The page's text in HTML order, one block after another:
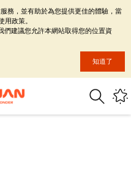
務，並有助於為您提供更佳的體驗，當
用政策。
們建議您允許本網站取得您的位置資
知道了